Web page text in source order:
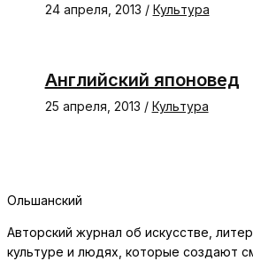
24 апреля, 2013 / Культура
Английский японовед
25 апреля, 2013 / Культура
Ольшанский
Авторский журнал об искусстве,
культуре и людях, которые создают